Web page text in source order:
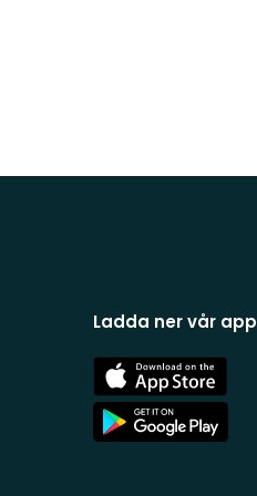
Ladda ner vår app
App
Store
App
Store